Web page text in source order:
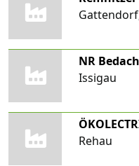
NR
Issigau
Rehau